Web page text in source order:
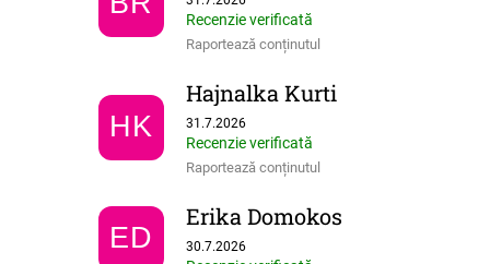
Recenzie verificată
Raportează conținutul
HK
Hajnalka Kurti
Ratingul magazinului este 5 din 5 stele.
31.7.2026
Recenzie verificată
Raportează conținutul
ED
Erika Domokos
Ratingul magazinului este 5 din 5 stele.
30.7.2026